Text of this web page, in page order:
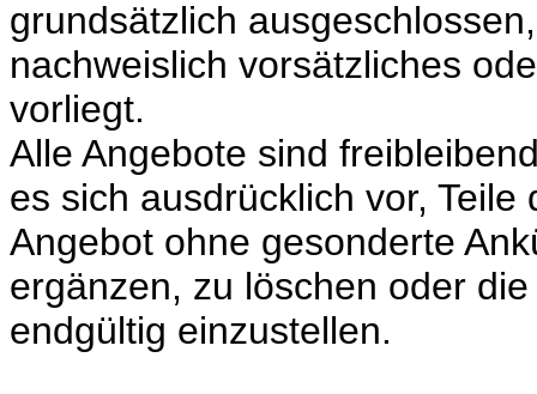
grundsätzlich
nachweislich vorsätzliches
vorliegt.
Alle Angebote sind
es sich ausdrücklich vor,
Angebot ohne gesonderte
ergänzen, zu löschen oder
endgültig einzustellen.